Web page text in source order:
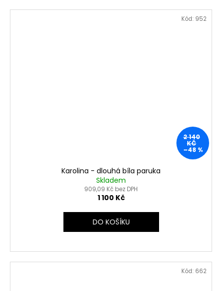
2 140
KČ
–48 %
Karolina - dlouhá bíla paruka
Skladem
909,09 Kč bez DPH
1 100 Kč
DO KOŠÍKU
Kód: 952
Kód: 662